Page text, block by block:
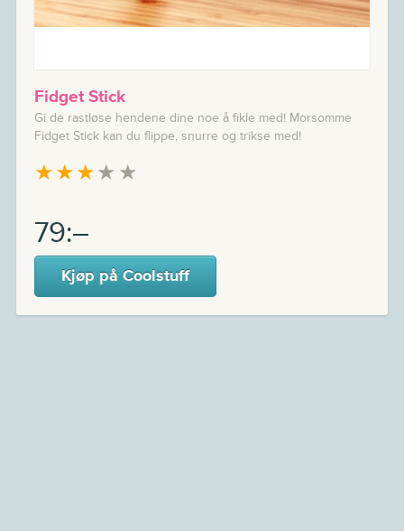
Fidget Stick
Gi de rastløse hendene dine noe å fikle med! Morsomme
Fidget Stick kan du flippe, snurre og trikse med!
★★★★ ★
79:–
Kjøp på Coolstuff